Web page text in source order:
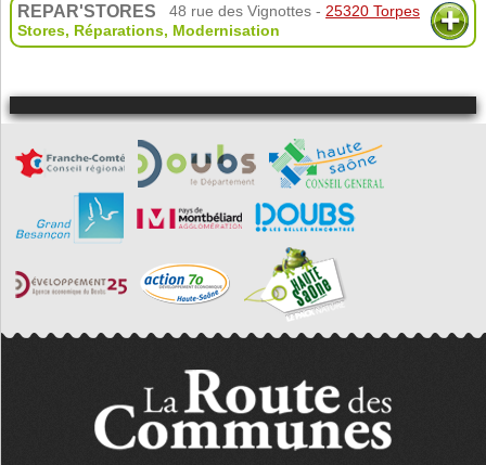
REPAR'STORES 48 rue des Vignottes - 25320 Torpes
Stores, Réparations, Modernisation